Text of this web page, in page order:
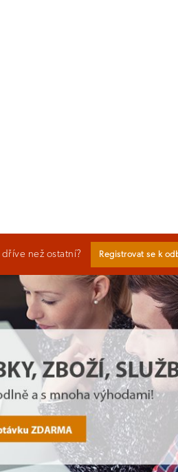
než ostatní? Registrovat se k